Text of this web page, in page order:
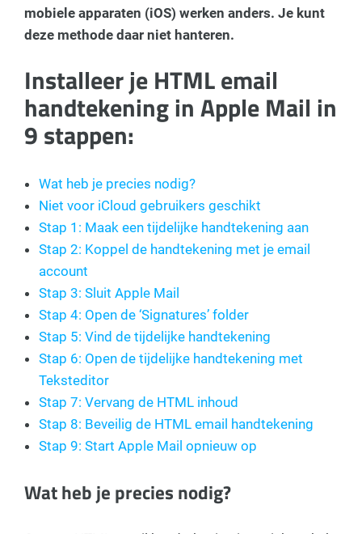
mobiele apparaten (iOS) werken anders. Je kunt
deze methode daar niet hanteren.
Installeer je HTML email
handtekening in Apple Mail in
9 stappen:
Wat heb je precies nodig?
Niet voor iCloud gebruikers geschikt
Stap 1: Maak een tijdelijke handtekening aan
Stap 2: Koppel de handtekening met je email
account
Stap 3: Sluit Apple Mail
Stap 4: Open de ‘Signatures’ folder
Stap 5: Vind de tijdelijke handtekening
Stap 6: Open de tijdelijke handtekening met
Teksteditor
Stap 7: Vervang de HTML inhoud
Stap 8: Beveilig de HTML email handtekening
Stap 9: Start Apple Mail opnieuw op
Wat heb je precies nodig?